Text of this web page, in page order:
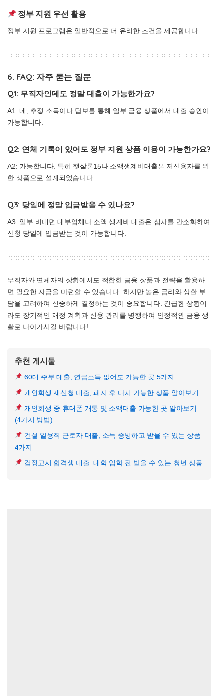
정부 지원 우선 활용
정부 지원 프로그램은 일반적으로 더 유리한 조건을 제공합니다.
6. FAQ: 자주 묻는 질문
Q1: 무직자인데도 정말 대출이 가능한가요?
A1: 네, 추정 소득이나 담보를 통해 일부 금융 상품에서 대출 승인이
가능합니다.
Q2: 연체 기록이 있어도 정부 지원 상품 이용이 가능한가요?
A2: 가능합니다. 특히 햇살론15나 소액생계비대출은 저신용자를 위
한 상품으로 설계되었습니다.
Q3: 당일에 정말 입금받을 수 있나요?
A3: 일부 비대면 대부업체나 소액 생계비 대출은 심사를 간소화하여
신청 당일에 입금받는 것이 가능합니다.
무직자와 연체자의 상황에서도 적합한 금융 상품과 전략을 활용하
면 필요한 자금을 마련할 수 있습니다. 하지만 높은 금리와 상환 부
담을 고려하여 신중하게 결정하는 것이 중요합니다. 긴급한 상황이
라도 장기적인 재정 계획과 신용 관리를 병행하여 안정적인 금융 생
활로 나아가시길 바랍니다!
추천 게시물
60대 주부 대출, 연금소득 없어도 가능한 곳 5가지
개인회생 재신청 대출, 폐지 후 다시 가능한 상품 알아보기
개인회생 중 휴대폰 개통 및 소액대출 가능한 곳 알아보기
(4가지 방법)
건설 일용직 근로자 대출, 소득 증빙하고 받을 수 있는 상품
4가지
검정고시 합격생 대출: 대학 입학 전 받을 수 있는 청년 상품